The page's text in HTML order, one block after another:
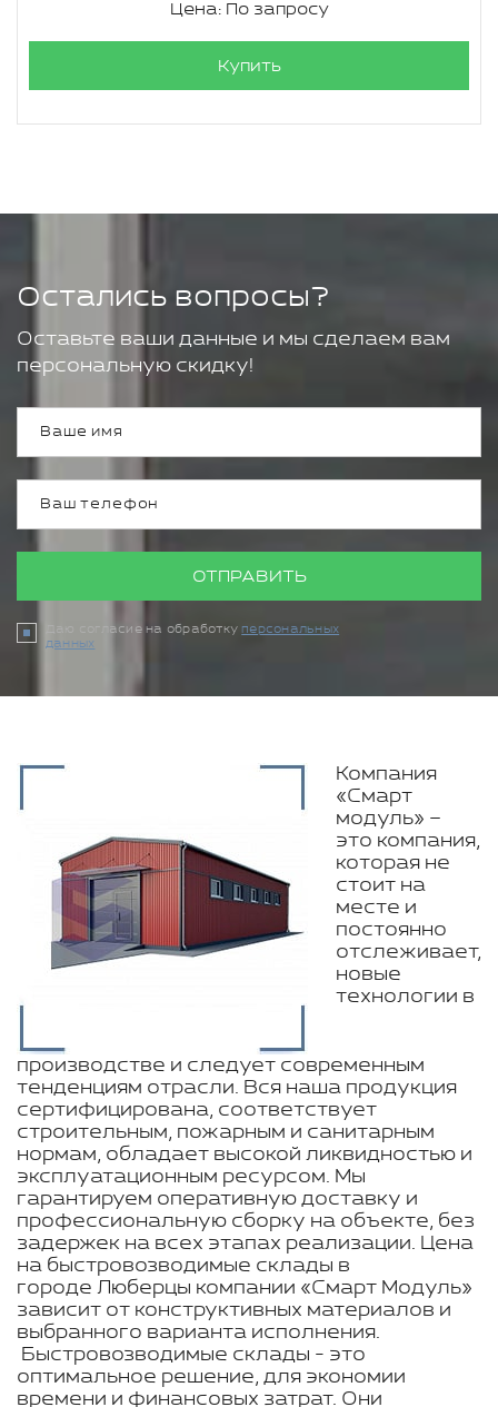
Цена: По запросу
Купить
Остались вопросы?
Оставьте ваши данные и мы сделаем вам
персональную скидку!
ОТПРАВИТЬ
Даю согласие на обработку персональных
данных
Компания
«Смарт
модуль» –
это компания,
которая не
стоит на
месте и
постоянно
отслеживает,
новые
технологии в
производстве и следует современным
тенденциям отрасли. Вся наша продукция
сертифицирована, соответствует
строительным, пожарным и санитарным
нормам, обладает высокой ликвидностью и
эксплуатационным ресурсом. Мы
гарантируем оперативную доставку и
профессиональную сборку на объекте, без
задержек на всех этапах реализации. Цена
на быстровозводимые склады в
городе Люберцы компании «Смарт Модуль»
зависит от конструктивных материалов и
выбранного варианта исполнения.
Быстровозводимые склады - это
оптимальное решение, для экономии
времени и финансовых затрат. Они